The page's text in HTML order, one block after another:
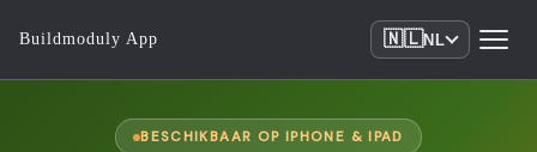
Buildmoduly App 🇳🇱NL
BESCHIKBAAR OP IPHONE & IPAD